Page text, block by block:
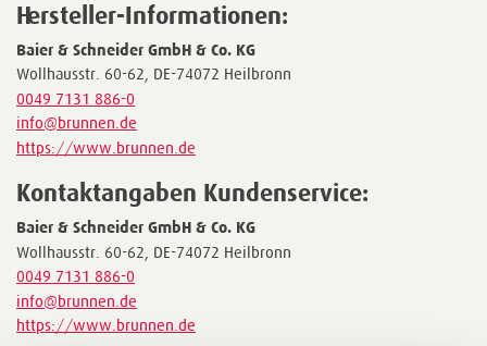
Hersteller-Informationen:
Baier & Schneider GmbH & Co. KG
Wollhausstr. 60-62, DE-74072 Heilbronn
0049 7131 886-0
info@brunnen.de
https://www.brunnen.de
Kontaktangaben Kundenservice:
Baier & Schneider GmbH & Co. KG
Wollhausstr. 60-62, DE-74072 Heilbronn
0049 7131 886-0
info@brunnen.de
https://www.brunnen.de